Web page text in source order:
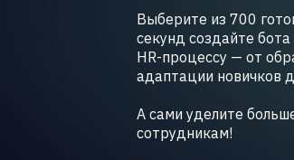
Выберите из 700
секунд создайте
HR-процессу — от
адаптации новичков
А сами уделите
сотрудникам!